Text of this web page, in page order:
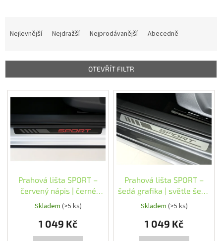
í
p
Nejlevnější Nejdražší Nejprodávanější Abecedně
OTEVŘÍT FILTR
V
Prahová lišta SPORT –
červený nápis | černé
provedení
Skladem (>5 ks)
1 049 Kč
Prahová lišta SPORT –
šedá grafika | světle šedé
provedení
Skladem (>5 ks)
1 049 Kč